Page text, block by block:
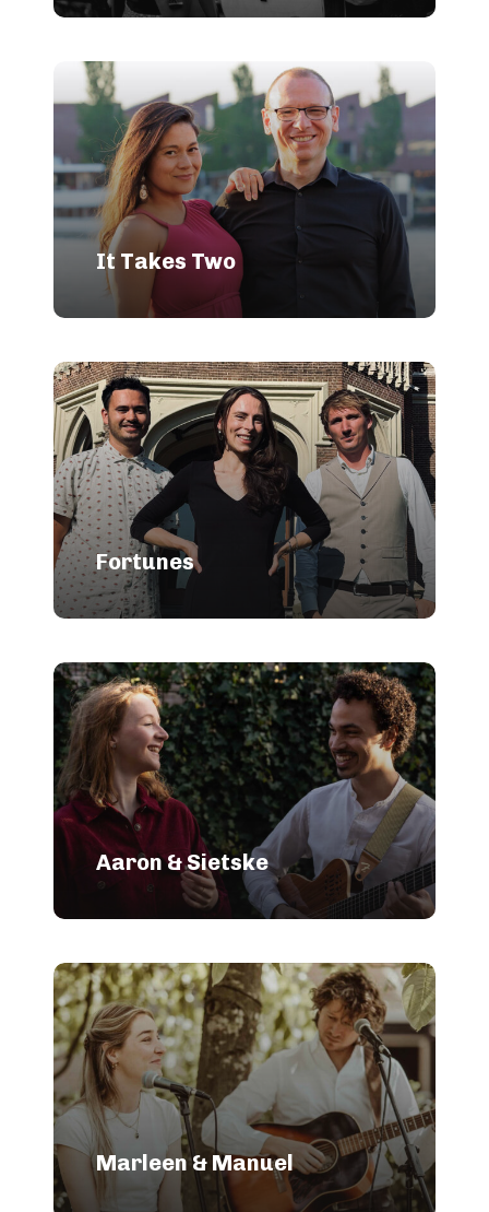
It Takes Two
Fortunes
Aaron & Sietske
Marleen & Manuel